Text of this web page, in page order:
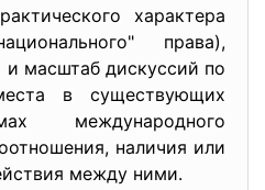
характера
права),
масштаб дискуссий по
в существующих
международного
наличия или
между ними.